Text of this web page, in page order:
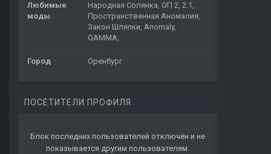
Любимые
моды
Народная Солянка, ОП 2, 2.1,
Пространственная Аномалия,
Закон Шляпки, Anomaly,
GAMMA,
Город Оренбург
ПОСЕТИТЕЛИ ПРОФИЛЯ
Блок последних пользователей отключён и не
показывается другим пользователям.